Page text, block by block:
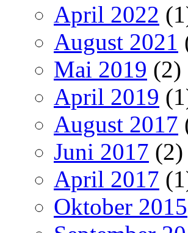
April 2022
August 2021
Mai 2019 (2)
April 2019
August 2017
Juni 2017 (2)
April 2017
Oktober 2015